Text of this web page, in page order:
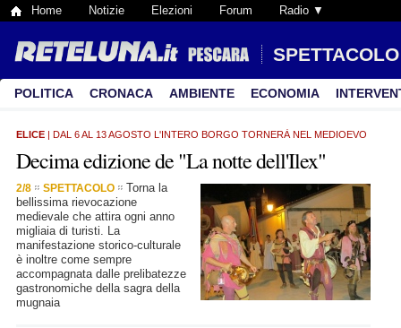
Home Notizie Elezioni Forum Radio ▼
SPETTACOLO
POLITICA CRONACA AMBIENTE ECONOMIA
ELICE | DAL 6 AL 13 AGOSTO L'INTERO BORGO TORNERÀ NEL MEDIOEVO
Decima edizione de "La notte dell'Ilex"
2/8 SPETTACOLO
Torna la
bellissima rievocazione
medievale che attira ogni anno
migliaia di turisti. La
manifestazione storico-culturale
è inoltre come sempre
accompagnata dalle prelibatezze
gastronomiche della sagra della
mugnaia